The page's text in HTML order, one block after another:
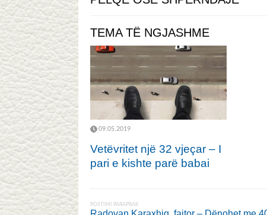
TEMA TË NGJASHME
09.05.2019
Vetëvritet një 32 vjeçar – I
pari e kishte parë babai
POSTIMI PARAPRAK